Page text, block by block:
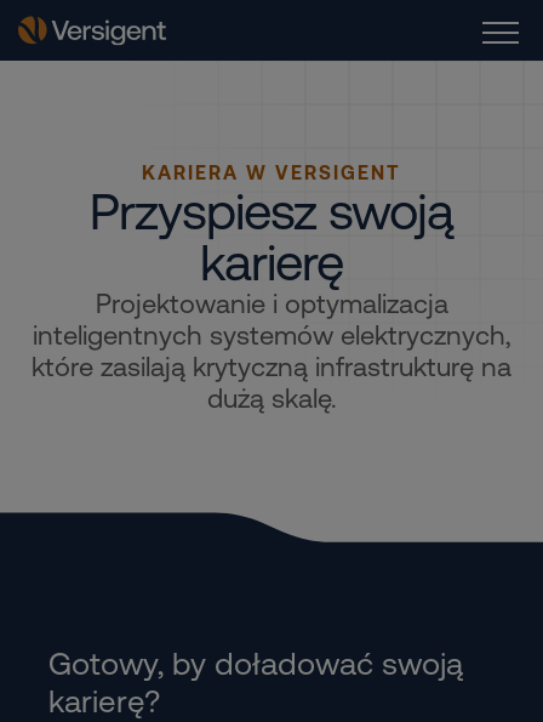
KARIERA W VERSIGENT
Przyspiesz swoją
karierę
Projektowanie i optymalizacja
inteligentnych systemów elektrycznych,
które zasilają krytyczną infrastrukturę na
dużą skalę.
Gotowy, by doładować swoją
karierę?